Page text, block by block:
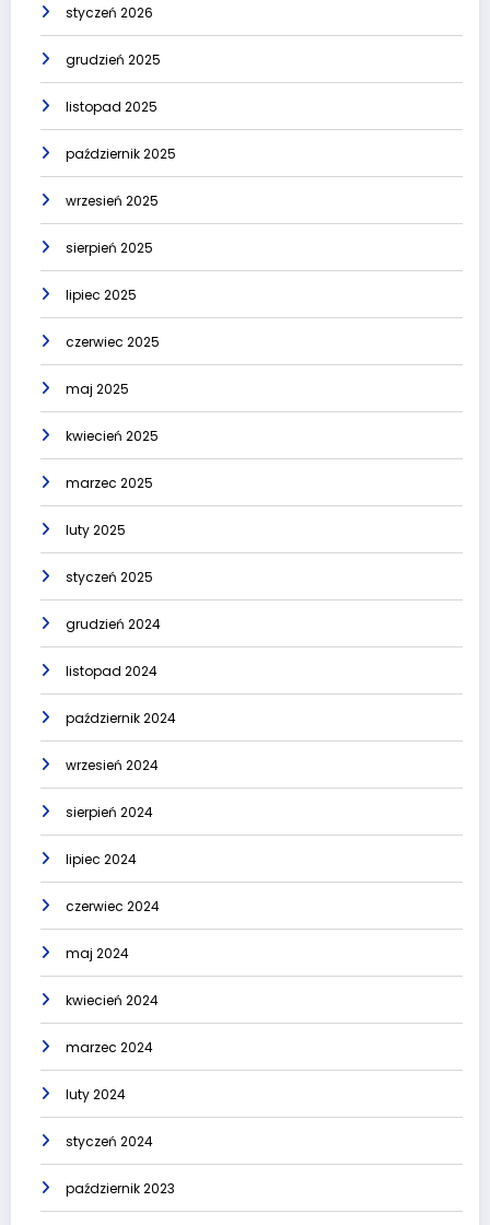
styczeń 2026
grudzień 2025
listopad 2025
październik 2025
wrzesień 2025
sierpień 2025
lipiec 2025
czerwiec 2025
maj 2025
kwiecień 2025
marzec 2025
luty 2025
styczeń 2025
grudzień 2024
listopad 2024
październik 2024
wrzesień 2024
sierpień 2024
lipiec 2024
czerwiec 2024
maj 2024
kwiecień 2024
marzec 2024
luty 2024
styczeń 2024
październik 2023